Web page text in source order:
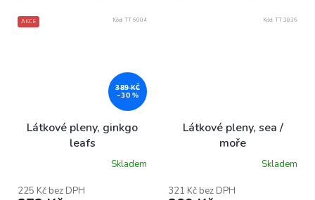
AKCE
389 KČ
–30 %
Látkové pleny, ginkgo
leafs
produktu
Skladem
225 Kč bez DPH
Kód: TT 6004
Látkové pleny, sea /
moře
produktu
Skladem
321 Kč bez DPH
Kód: TT 3836